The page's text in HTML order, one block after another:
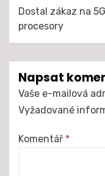
Dostal zákaz na
procesory
Napsat
Vaše e-mailová
Vyžadované
Komentář *